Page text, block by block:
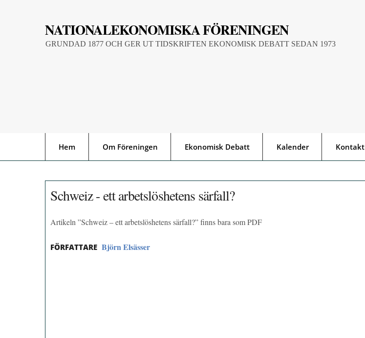
NATIONALEKONOMISKA FÖRENINGEN
GRUNDAD 1877 OCH GER UT TIDSKRIFTEN EKONOMISK DEBATT SEDAN 1973
Hem Om Föreningen Ekonomisk Debatt Kalender Kontakt
Schweiz - ett arbetslöshetens särfall?
Artikeln ”Schweiz – ett arbetslöshetens särfall?” finns bara som PDF
FÖRFATTARE Björn Elsässer